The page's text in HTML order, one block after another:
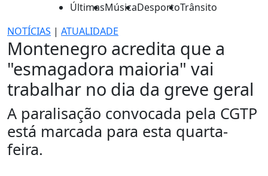
ÚltimasMúsicaDesportoTrânsito
NOTÍCIAS | ATUALIDADE
Montenegro acredita que a
"esmagadora maioria" vai
trabalhar no dia da greve geral
A paralisação convocada pela CGTP
está marcada para esta quarta-
feira.